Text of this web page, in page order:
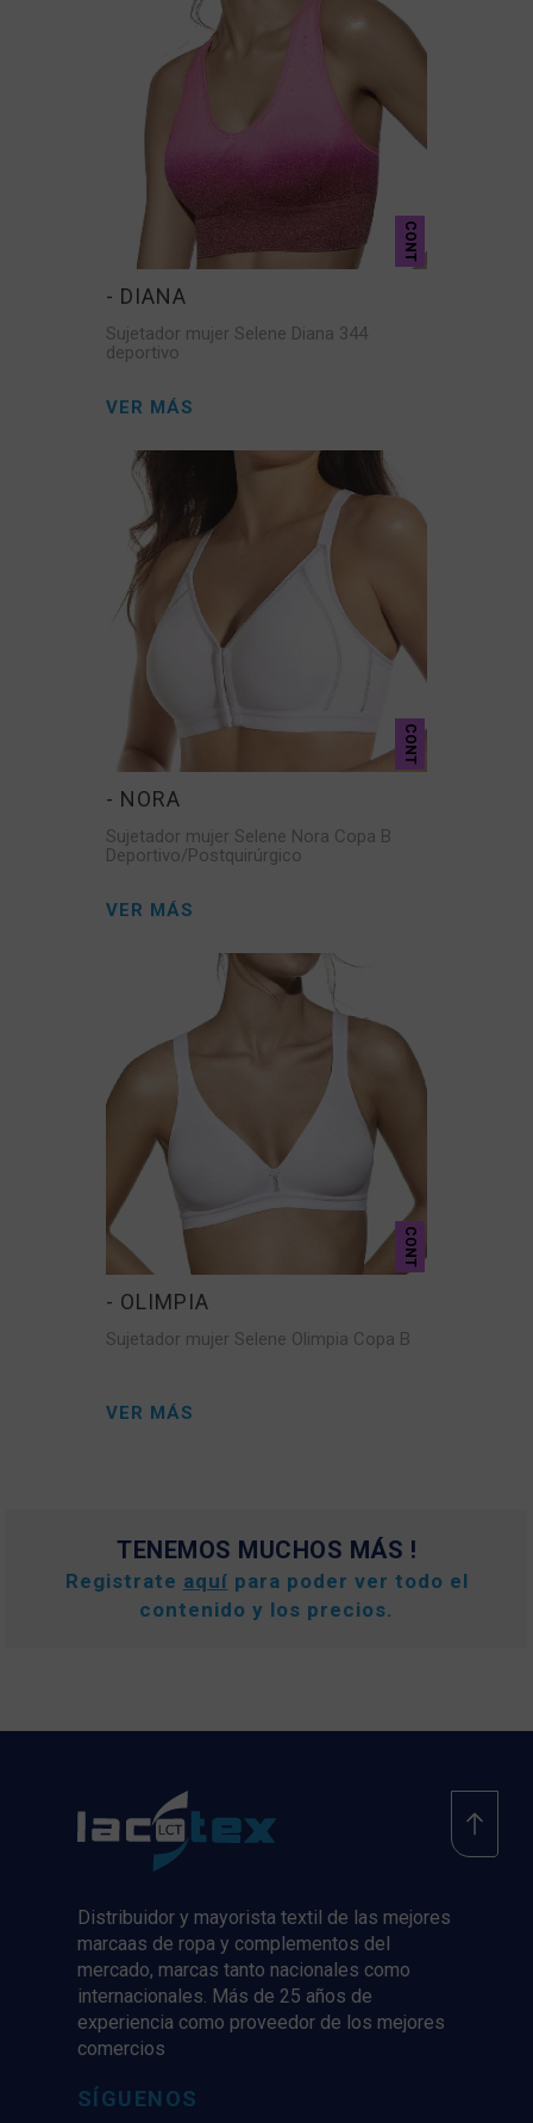
CONT
- DIANA
Sujetador mujer Selene Diana 344
deportivo
VER MÁS
CONT
- NORA
Sujetador mujer Selene Nora Copa B
Deportivo/Postquirúrgico
VER MÁS
CONT
- OLIMPIA
Sujetador mujer Selene Olimpia Copa B
VER MÁS
TENEMOS MUCHOS MÁS !
Registrate aquí para poder ver todo el
contenido y los precios.
Distribuidor y mayorista textil de las mejores
marcaas de ropa y complementos del
mercado, marcas tanto nacionales como
internacionales. Más de 25 años de
experiencia como proveedor de los mejores
comercios
SÍGUENOS